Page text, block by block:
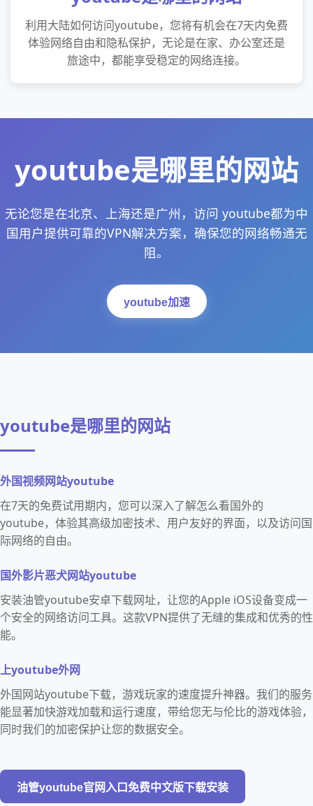
利用大陆如何访问youtube，您将有机会在7天内免费
体验网络自由和隐私保护，无论是在家、办公室还是
旅途中，都能享受稳定的网络连接。
youtube是哪里的网站
无论您是在北京、上海还是广州，访问 youtube都为中
国用户提供可靠的VPN解决方案，确保您的网络畅通无
阻。
youtube加速
youtube是哪里的网站
外国视频网站youtube
在7天的免费试用期内，您可以深入了解怎么看国外的
youtube，体验其高级加密技术、用户友好的界面，以及访问国
际网络的自由。
国外影片恶犬网站youtube
安装油管youtube安卓下载网址，让您的Apple iOS设备变成一
个安全的网络访问工具。这款VPN提供了无缝的集成和优秀的性
能。
上youtube外网
外国网站youtube下载，游戏玩家的速度提升神器。我们的服务
能显著加快游戏加载和运行速度，带给您无与伦比的游戏体验，
同时我们的加密保护让您的数据安全。
油管youtube官网入口免费中文版下载安装